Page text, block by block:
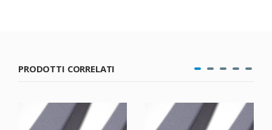
PRODOTTI CORRELATI